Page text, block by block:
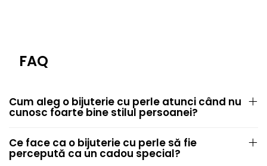
FAQ
Cum aleg o bijuterie cu perle atunci când nu
cunosc foarte bine stilul persoanei?
Ce face ca o bijuterie cu perle să fie
percepută ca un cadou special?